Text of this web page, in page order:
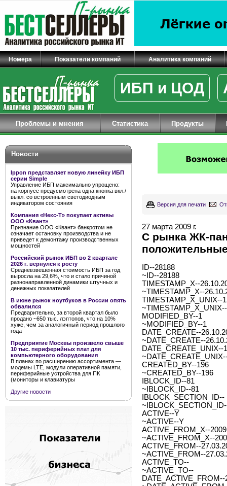
Номера Показатели компаний Аналитика компаний
ИБП и ЦОД
Проблемы и мнения Статистика Продукты
Новости
Ippon представляет новую линейку ИБП
серии Simple
Управление ИБП максимально упрощено:
на корпусе предусмотрена одна кнопка вкл./
выкл. со встроенным светодиодным
индикатором состояния
Компания «Некс-Т» покупает активы
ООО «Квант»
Признание ООО «Квант» банкротом не
означает остановку производства и не
приведет к демонтажу производственных
мощностей
Российский рынок ИБП во 2 квартале
2026 г. вернулся к росту
Средневзвешенная стоимость ИБП за год
выросла на 29,6%, что и стало причиной
разнонаправленной динамики штучных и
денежных показателей
В июне рынок ноутбуков в России опять
обвалился
Предварительно, за второй квартал было
продано ~650 тыс. лэптопов, что на 10%
хуже, чем за аналогичный период прошлого
года
Предприятие Москвы произвело свыше
10 тыс. периферийных плат для
компьютерного оборудования
В планах по расширению ассортимента —
модемы LTE, модули оперативной памяти,
периферийные устройства для ПК
(мониторы и клавиатуры
Другие новости
Версия для печати
27 марта 2009 г.
C рынка ЖК-
ID--28188
~ID--28188
TIMESTAMP_X--
~TIMESTAMP_X--
TIMESTAMP_X_UNIX--
MODIFIED_BY--1
~MODIFIED_BY--1
DATE_CREATE--
~DATE_CREATE--
DATE_CREATE_UNIX--
CREATED_BY--196
~CREATED_BY--196
IBLOCK_ID--81
~IBLOCK_ID--81
IBLOCK_SECTION_ID--
ACTIVE--Y
~ACTIVE--Y
ACTIVE_FROM_X--
~ACTIVE_FROM_X--
ACTIVE_FROM--
~ACTIVE_FROM--
ACTIVE_TO--
~ACTIVE_TO--
DATE_ACTIVE_FROM--